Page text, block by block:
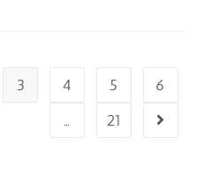
3 4 5
6
…
21